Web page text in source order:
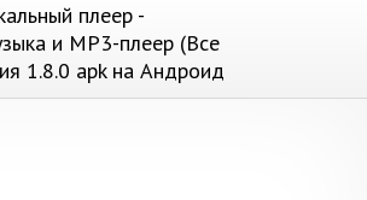
плеер -
и MP3-плеер (Все
1.8.0 apk на Андроид